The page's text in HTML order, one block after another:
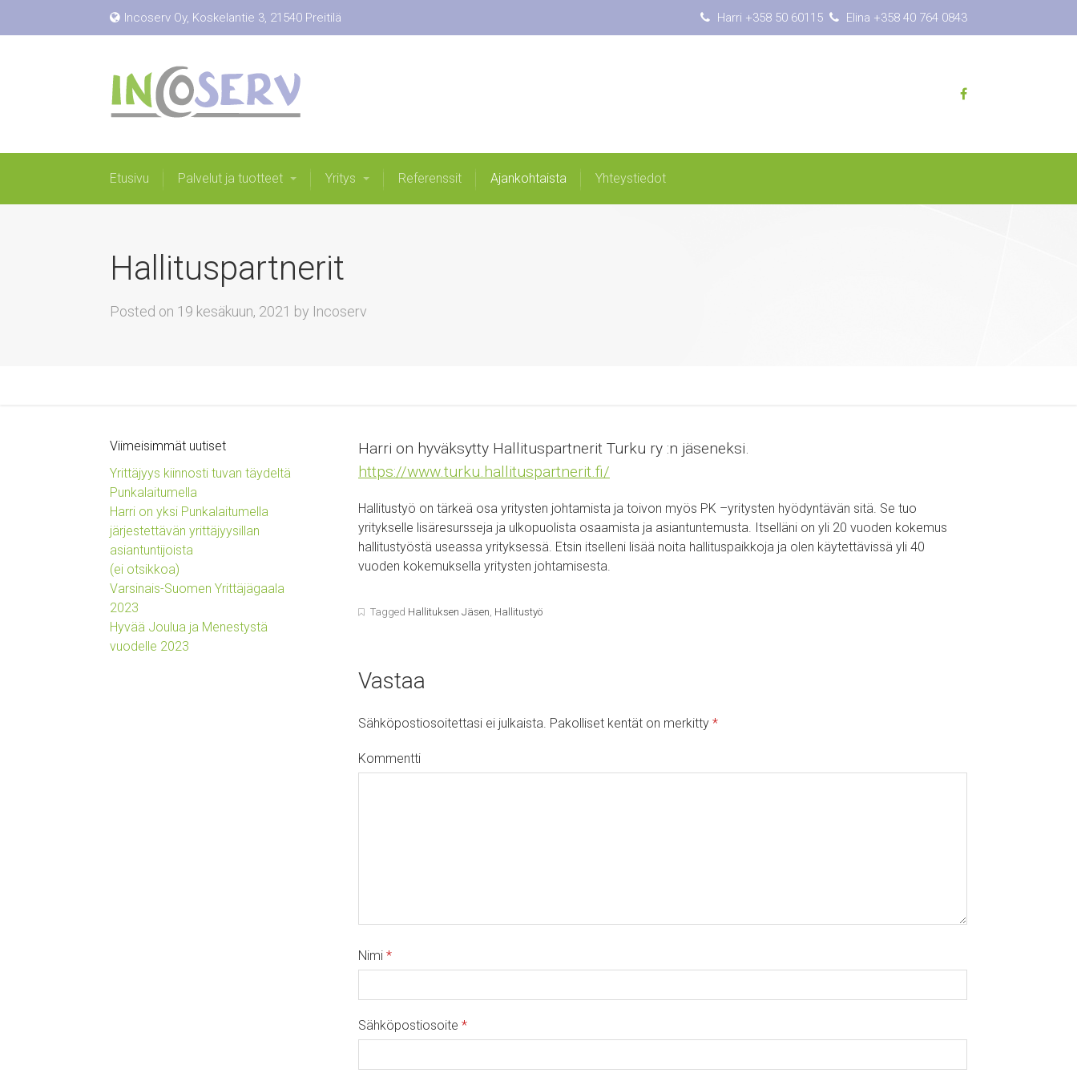
Incoserv Oy, Koskelantie 3, 21540 Preitilä Harri +358 50 60115 Elina +358 40 764 0843
Etusivu Palvelut ja tuotteet Yritys Referenssit Ajankohtaista Yhteystiedot
Referenssit Ajankohtaista Yhteystiedot
Hallituspartnerit
Posted on 19 kesäkuun, 2021 by Incoserv
Harri on hyväksytty Hallituspartnerit Turku ry :n jäseneksi.
https://www.turku.hallituspartnerit.fi/
Hallitustyö on tärkeä osa yritysten johtamista ja toivon myös PK –yritysten hyödyntävän sitä. Se tuo
yritykselle lisäresursseja ja ulkopuolista osaamista ja asiantuntemusta. Itselläni on yli 20 vuoden kokemus
hallitustyöstä useassa yrityksessä. Etsin itselleni lisää noita hallituspaikkoja ja olen käytettävissä yli 40
vuoden kokemuksella yritysten johtamisesta.
Tagged Hallituksen Jäsen, Hallitustyö
Vastaa
Sähköpostiosoitettasi ei julkaista. Pakolliset kentät on merkitty *
Kommentti
Nimi *
Sähköpostiosoite *
Viimeisimmät uutiset
Yrittäjyys kiinnosti tuvan täydeltä
Punkalaitumella
Harri on yksi Punkalaitumella
järjestettävän yrittäjyysillan
asiantuntijoista
(ei otsikkoa)
Varsinais-Suomen Yrittäjägaala
2023
Hyvää Joulua ja Menestystä
vuodelle 2023